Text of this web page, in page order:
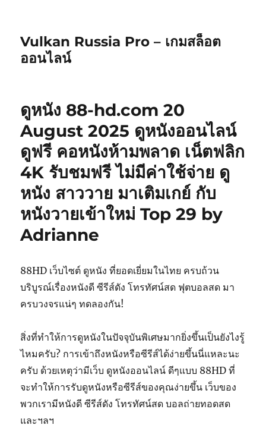
Vulkan Russia Pro – เกมสล็อต
ออนไลน์
ดูหนัง 88-hd.com 20
August 2025 ดูหนังออนไลน์
ดูฟรี คอหนังห้ามพลาด เน็ตฟลิก
4K รับชมฟรี ไม่มีค่าใช้จ่าย ดู
หนัง สาววาย มาเติมเกย์ กับ
หนังวายเข้าใหม่ Top 29 by
Adrianne
88HD เว็บไซต์ ดูหนัง ที่ยอดเยี่ยมในไทย ครบถ้วน
บริบูรณ์เรื่องหนังดี ซีรีส์ดัง โทรทัศน์สด ฟุตบอลสด มา
ครบวงจรแน่ๆ ทดลองกัน!
สิ่งที่ทำให้การดูหนังในปัจจุบันพิเศษมากยิ่งขึ้นเป็นยังไงรู้
ไหมครับ? การเข้าถึงหนังหรือซีรีส์ได้ง่ายขึ้นนี่แหละนะ
ครับ ด้วยเหตุว่ามีเว็บ ดูหนังออนไลน์ ดีๆแบบ 88HD ที่
จะทำให้การรับดูหนังหรือซีรีส์ของคุณง่ายขึ้น เว็บของ
พวกเรามีหนังดี ซีรีส์ดัง โทรทัศน์สด บอลถ่ายทอดสด
และฯลฯ